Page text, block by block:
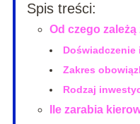
Spis treści:
Od czego
Doświadczenie
Zakres
Rodzaj
Ile zarabia